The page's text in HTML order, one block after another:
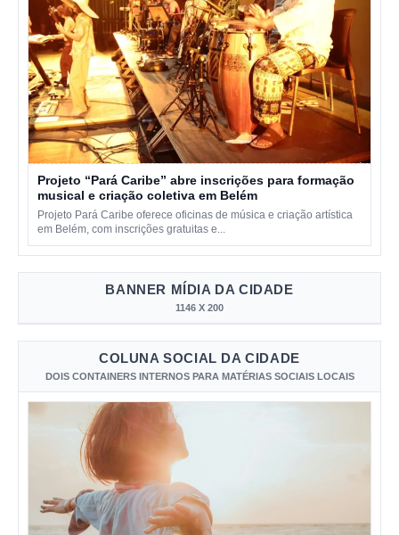
Projeto “Pará Caribe” abre inscrições para formação
musical e criação coletiva em Belém
Projeto Pará Caribe oferece oficinas de música e criação artística
em Belém, com inscrições gratuitas e...
BANNER MÍDIA DA CIDADE
1146 X 200
COLUNA SOCIAL DA CIDADE
DOIS CONTAINERS INTERNOS PARA MATÉRIAS SOCIAIS LOCAIS